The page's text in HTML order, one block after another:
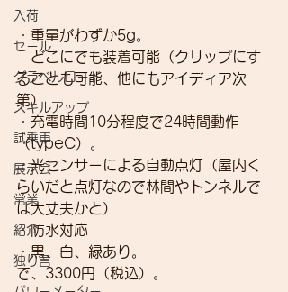
入荷
セール
グラベルロード
スキルアップ
試乗車
展示会
営業
紹介
独り言
・重量がわずか5g。
どこにでも装着可能（クリップにす
ることも可能、他にもアイディア次
第）
・充電時間10分程度で24時間動作
（typeC）。
・光センサーによる自動点灯（屋内く
らいだと点灯なので林間やトンネルで
は大丈夫かと）
・防水対応
・黒、白、緑あり。
で、3300円（税込）。